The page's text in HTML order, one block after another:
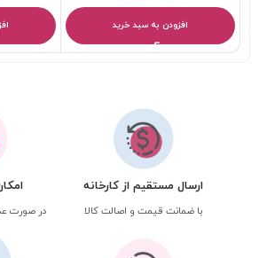
افزودن به سبد خرید
ارسال مستقیم از کارخانه
با ضمانت قیمت و اصالت کالا در صورت